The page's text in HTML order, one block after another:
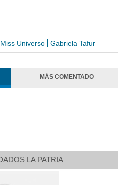
Miss Universo Gabriela Tafur
MÁS COMENTADO
LA PATRIA